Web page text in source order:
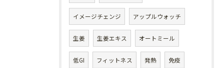
イメージチェンジ アップルウォッチ
生姜 生姜エキス オートミール
低GI フィットネス 発熱 免疫